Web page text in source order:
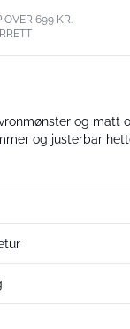
OVER 699 KR.
og matt
og justerbar